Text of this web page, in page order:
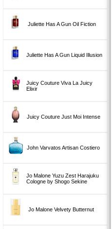
Juliette Has A Gun Oil Fiction
Juliette Has A Gun Liquid Illusion
Juicy Couture Viva La Juicy
Elixir
Juicy Couture Just Moi Intense
John Varvatos Artisan Costiero
Jo Malone Yuzu Zest Harajuku
Cologne by Shogo Sekine
Jo Malone Velvety Butternut